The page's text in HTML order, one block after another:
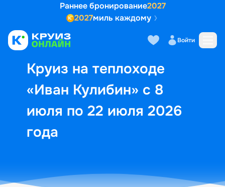
Раннее бронирование2027
2027миль каждому
Войти
Круиз на теплоходе
«Иван Кулибин» с 8
июля по 22 июля 2026
года
Выбор кают Маршрут и